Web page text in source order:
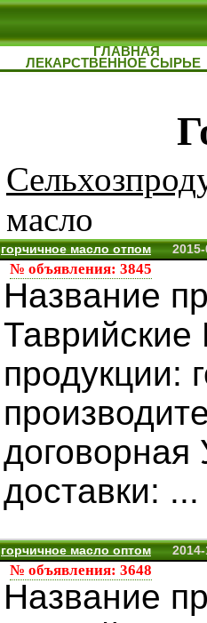
ГЛАВНАЯ
ЛЕКАРСТВЕННОЕ СЫРЬЕ
масло
№ объявления: 3845
горчичное масло отпом
Название
продукции:
договорная
доставки: ...
№ объявления: 3648
горчичное масло оптом
Название